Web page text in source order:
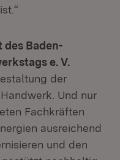
des Baden-
e. V.
der
Und nur
Fachkräften
ausreichend
und den